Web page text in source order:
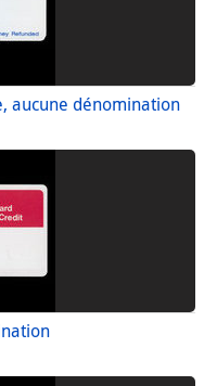
aucune dénomination